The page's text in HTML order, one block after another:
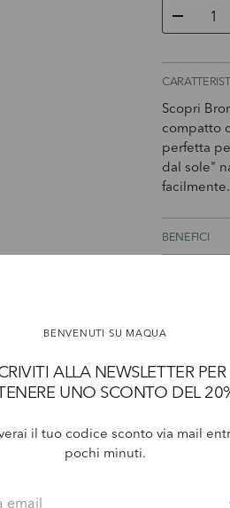
Scopri
compatto
perfetta
dal sole"
facilmente.
BENEFICI
BENVENUTI SU MAQUA
ALLA NEWSLETTER PER
UNO SCONTO DEL
il tuo codice sconto via mail
pochi minuti.